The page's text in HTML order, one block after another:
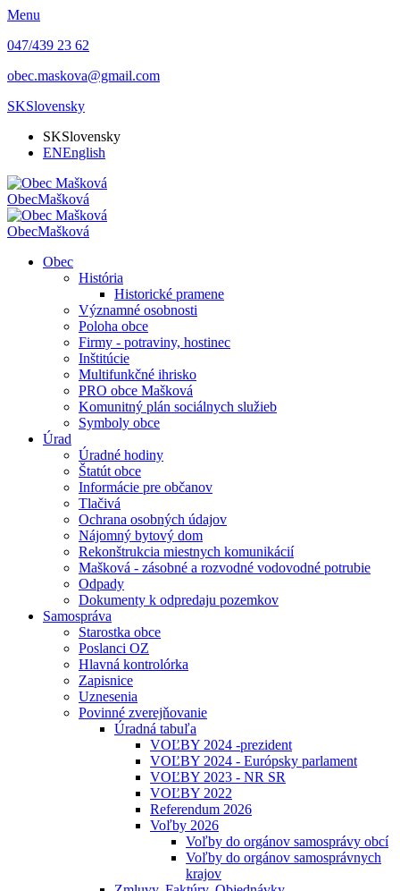
Menu
047/439 23 62
obec.maskova@gmail.com
SKSlovensky
SKSlovensky
ENEnglish
ObecMašková
ObecMašková
Obec
História
Historické pramene
Významné osobnosti
Poloha obce
Firmy - potraviny, hostinec
Inštitúcie
Multifunkčné ihrisko
PRO obce Mašková
Komunitný plán sociálnych služieb
Symboly obce
Úrad
Úradné hodiny
Štatút obce
Informácie pre občanov
Tlačivá
Ochrana osobných údajov
Nájomný bytový dom
Rekonštrukcia miestnych komunikácií
Mašková - zásobné a rozvodné vodovodné potrubie
Odpady
Dokumenty k odpredaju pozemkov
Samospráva
Starostka obce
Poslanci OZ
Hlavná kontrolórka
Zapisnice
Uznesenia
Povinné zverejňovanie
Úradná tabuľa
VOĽBY 2024 -prezident
VOĽBY 2024 - Európsky parlament
VOĽBY 2023 - NR SR
VOĽBY 2022
Referendum 2026
Voľby 2026
Voľby do orgánov samosprávy obcí
Voľby do orgánov samosprávnych
krajov